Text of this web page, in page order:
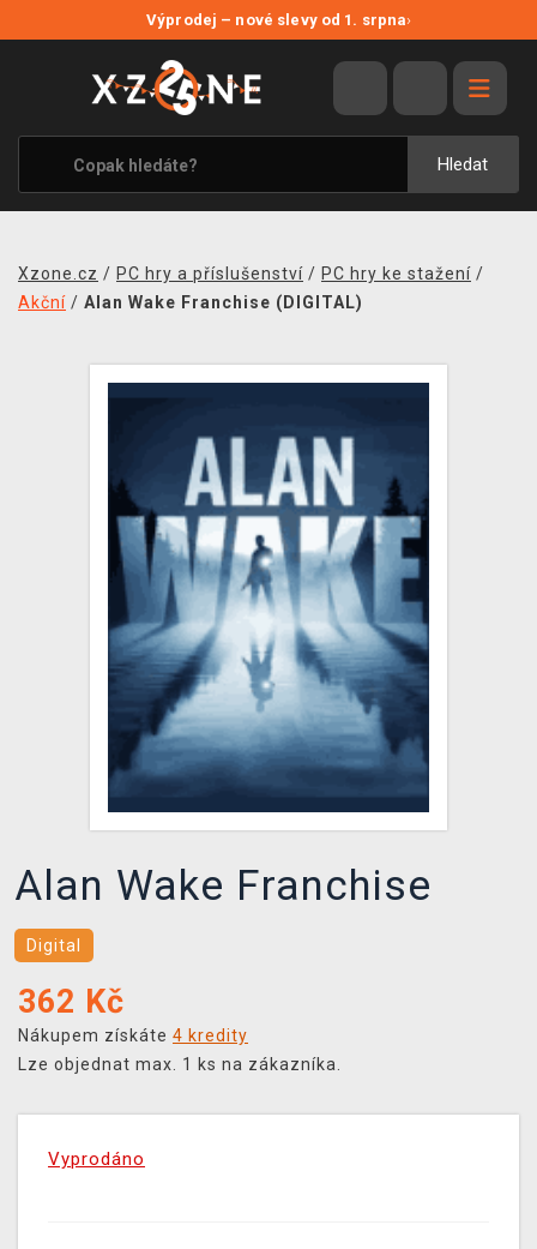
Výprodej – nové slevy od 1. srpna›
Hledat
VÝPRODEJ
VIDEOHRY
XZONE ORIGINALS
TÉMATIKY
MERCHANDISE
PRODEJNY
XZONE KLUB
TCG & BOARDGAME HUB
VÝKUP HER (BAZAR)
Xzone.cz / PC hry a příslušenství / PC hry ke stažení /
Akční / Alan Wake Franchise (DIGITAL)
Alan Wake Franchise
Digital
362 Kč
Nákupem získáte 4 kredity
Lze objednat max. 1 ks na zákazníka.
Vyprodáno